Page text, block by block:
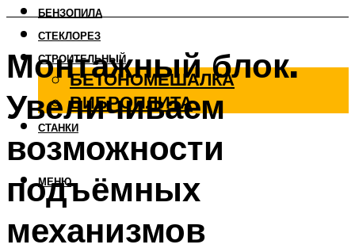
БЕНЗОПИЛА
СТЕКЛОРЕЗ
СТРОИТЕЛЬНЫЙ
БЕТОНОМЕШАЛКА
ВИБРОПЛИТА
СТАНКИ
МЕНЮ
Монтажный блок.
Увеличиваем
возможности
подъёмных
механизмов